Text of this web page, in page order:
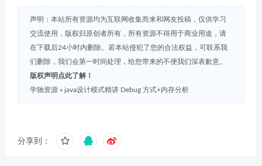
声明：本站所有资源均为互联网收集而来和网友投稿，仅供学习
交流使用，版权归原创者所有，所有资源不得用于商业用途，请
在下载后24小时内删除。若本站侵犯了您的合法权益，可联系我
们删除，我们会第一时间处理，给您带来的不便我们深表歉意。
版权声明点此了解！
学驰资源 » java设计模式精讲 Debug 方式+内存分析
分享到：